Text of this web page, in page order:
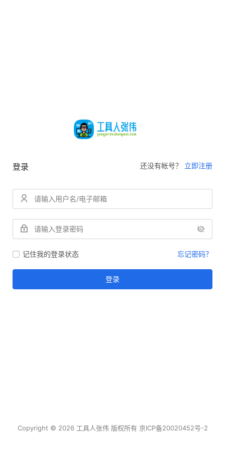
登录 还没有帐号？ 立即注册
记住我的登录状态 忘记密码？
登录
Copyright © 2026 工具人张伟版权所有 京ICP备20020452号-2